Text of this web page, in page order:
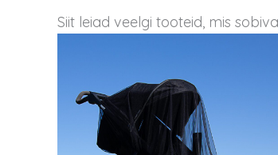
Siit leiad veelgi tooteid, mis